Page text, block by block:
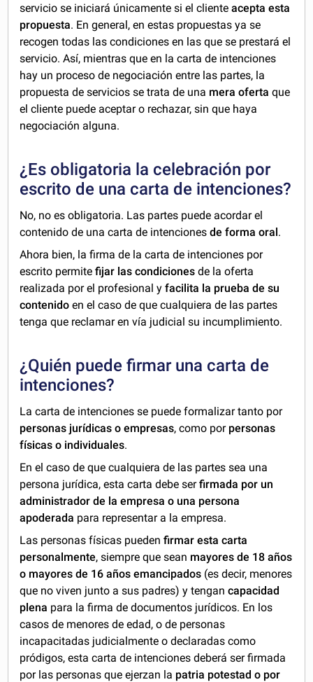
servicio se iniciará únicamente si el clienteacepta esta
propuesta. En general, en estas propuestas ya se
recogen todas las condiciones en las que se prestará el
servicio. Así, mientras que en la carta de intenciones
hay un proceso de negociación entre las partes, la
propuesta de servicios se trata de una mera oferta que
el cliente puede aceptar o rechazar, sin que haya
negociación alguna.
¿Es obligatoria la celebración por
escrito de una carta de intenciones?
No, no es obligatoria. Las partes puede acordar el
contenido de una carta de intencionesde forma oral.
Ahora bien, la firma de la carta de intenciones por
escrito permite fijar las condiciones de la oferta
realizada por el profesional yfacilita la prueba de su
contenido en el caso de que cualquiera de las partes
tenga que reclamar en vía judicial su incumplimiento.
¿Quién puede firmar una carta de
intenciones?
La carta de intenciones se puede formalizar tanto por
personas jurídicas o empresas, como por personas
físicas o individuales.
En el caso de que cualquiera de las partes sea una
persona jurídica, esta carta debe serfirmada por un
administrador de la empresa o una persona
apoderada para representar a la empresa.
Las personas físicas puedenfirmar esta carta
personalmente, siempre que sean mayores de 18 años
o mayores de 16 años emancipados (es decir, menores
que no viven junto a sus padres) y tengancapacidad
plena para la firma de documentos jurídicos. En los
casos de menores de edad, o de personas
incapacitadas judicialmente o declaradas como
pródigos, esta carta de intenciones deberá ser firmada
por las personas que ejerzan la patria potestad o por